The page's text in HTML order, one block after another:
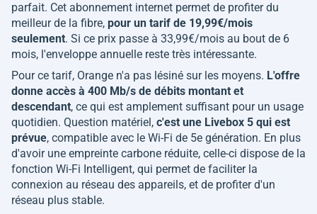
parfait. Cet abonnement internet permet de profiter du
meilleur de la fibre, pour un tarif de 19,99€/mois
seulement. Si ce prix passe à 33,99€/mois au bout de 6
mois, l'enveloppe annuelle reste très intéressante.
Pour ce tarif, Orange n'a pas lésiné sur les moyens. L'offre
donne accès à 400 Mb/s de débits montant et
descendant, ce qui est amplement suffisant pour un usage
quotidien. Question matériel, c'est une Livebox 5 qui est
prévue, compatible avec le Wi-Fi de 5e génération. En plus
d'avoir une empreinte carbone réduite, celle-ci dispose de la
fonction Wi-Fi Intelligent, qui permet de faciliter la
connexion au réseau des appareils, et de profiter d'un
réseau plus stable.